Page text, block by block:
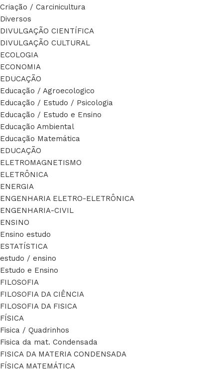
Criação / Carcinicultura
Diversos
DIVULGAÇÃO CIENTÍFICA
DIVULGAÇÃO CULTURAL
ECOLOGIA
ECONOMIA
EDUCAÇÃO
Educação / Agroecologico
Educação / Estudo / Psicologia
Educação / Estudo e Ensino
Educação Ambiental
Educação Matemática
EDUCAÇÃO
ELETROMAGNETISMO
ELETRÔNICA
ENERGIA
ENGENHARIA ELETRO-ELETRÔNICA
ENGENHARIA-CIVIL
ENSINO
Ensino estudo
ESTATÍSTICA
estudo / ensino
Estudo e Ensino
FILOSOFIA
FILOSOFIA DA CIÊNCIA
FILOSOFIA DA FISICA
FÍSICA
Fisica / Quadrinhos
Fisica da mat. Condensada
FISICA DA MATERIA CONDENSADA
FÍSICA MATEMÁTICA